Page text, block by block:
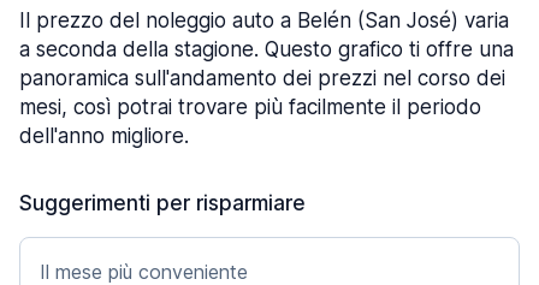
Il prezzo del noleggio auto a Belén (San José) varia
a seconda della stagione. Questo grafico ti offre una
panoramica sull'andamento dei prezzi nel corso dei
mesi, così potrai trovare più facilmente il periodo
dell'anno migliore.
Suggerimenti per risparmiare
Il mese più conveniente